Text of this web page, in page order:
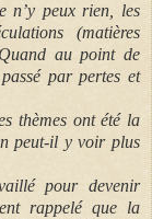
n’y peux rien, les
(matières
au point de
par pertes et
thèmes ont été la
peut-il y voir plus
pour devenir
rappelé que la